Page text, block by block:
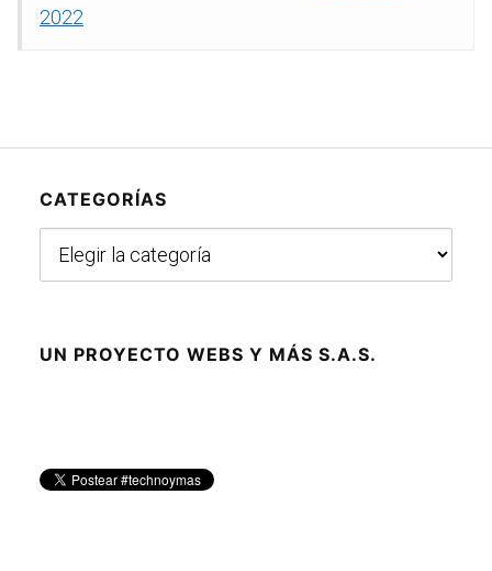
2022
CATEGORÍAS
UN PROYECTO WEBS Y MÁS S.A.S.